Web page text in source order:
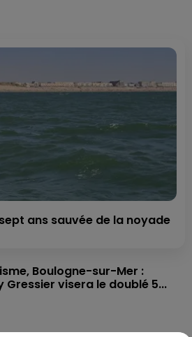
ans sauvée de la noyade
Boulogne-sur-Mer :
Gressier visera le doublé 5...